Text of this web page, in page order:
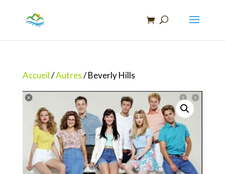
Accueil/Autres/ Beverly Hills